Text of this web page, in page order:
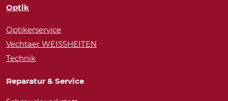
Optik
Optikerservice
Vechtaer WEISSHEITEN
Technik
Reparatur & Service